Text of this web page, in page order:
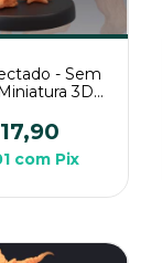
- Sem
3D
com Pix